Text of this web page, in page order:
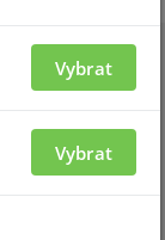
Vybrat
Vybrat